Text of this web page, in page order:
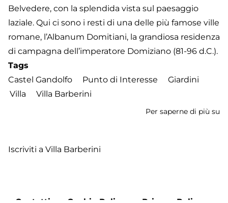
Belvedere, con la splendida vista sul paesaggio
laziale. Qui ci sono i resti di una delle più famose ville
romane, l’Albanum Domitiani, la grandiosa residenza
di campagna dell’imperatore Domiziano (81-96 d.C.).
Tags
Castel Gandolfo
Punto di Interesse
Giardini
Villa
Villa Barberini
Per saperne di più su
Iscriviti a Villa Barberini